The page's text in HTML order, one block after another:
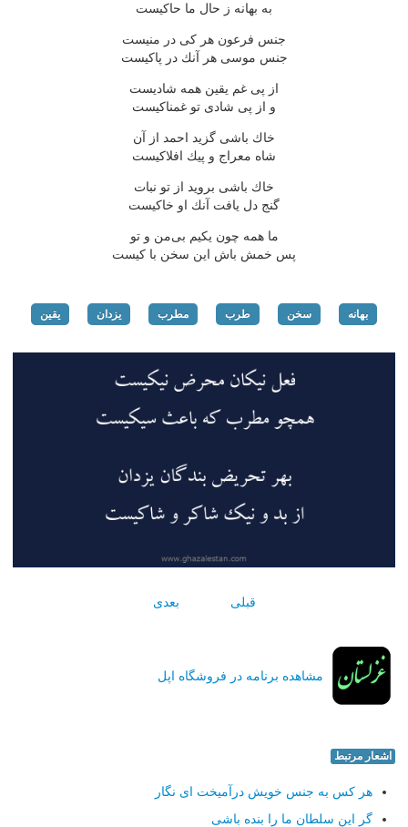
به بهانه ز حال ما حاكیست
جنس فرعون هر كی در منیست
جنس موسی هر آنك در پاكیست
از پی غم یقین همه شادیست
و از پی شادی تو غمناكیست
خاك باشی گزید احمد از آن
شاه معراج و پیك افلاكیست
خاك باشی بروید از تو نبات
گنج دل یافت آنك او خاكیست
ما همه چون یكیم بی‌من و تو
پس خمش باش این سخن با كیست
بهانه سخن طرب مطرب یزدان یقین
قبلی بعدی
مشاهده برنامه در فروشگاه اپل
اشعار مرتبط
هر كس به جنس خویش درآمیخت ای نگار
گر این سلطان ما را بنده باشی